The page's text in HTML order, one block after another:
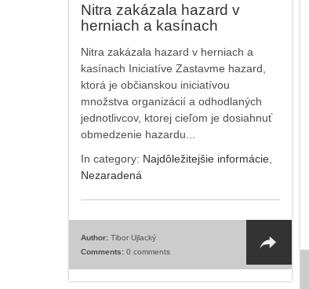
Nitra zakázala hazard v
herniach a kasínach
Nitra zakázala hazard v herniach a
kasínach Iniciatíve Zastavme hazard,
ktorá je občianskou iniciatívou
množstva organizácií a odhodlaných
jednotlivcov, ktorej cieľom je dosiahnuť
obmedzenie hazardu...
In category: Najdôležitejšie informácie
Nezaradená
Author: Tibor Ujlacký
Comments: 0 comments